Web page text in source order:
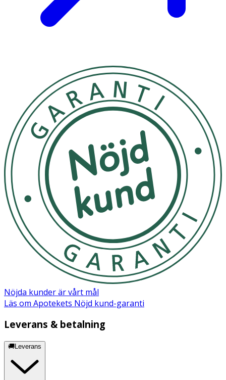
Nöjda kunder är vårt mål
Läs om Apotekets Nöjd kund-garanti
Leverans & betalning
🚚Leverans